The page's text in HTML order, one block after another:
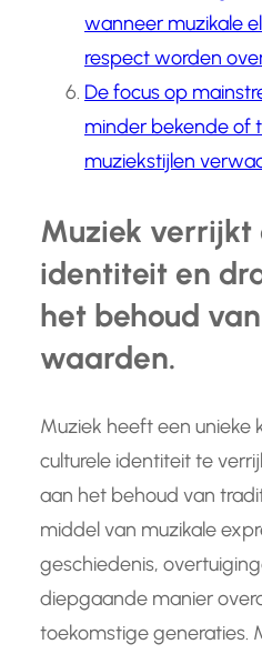
wanneer muzikale
respect worden
De focus op
minder bekende of
muziekstijlen
Muziek verrijkt
identiteit en
het behoud
waarden.
Muziek heeft een unieke
culturele identiteit te
aan het behoud van
middel van muzikale
geschiedenis,
diepgaande manier
toekomstige generaties.